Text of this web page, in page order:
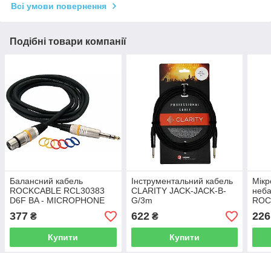
Всі умови повернення
Подібні товари компанії
Балансний кабель
ROCKCABLE RCL30383
D6F BA - MICROPHONE
CABLE - XLR (F) / TRS
JACK (3M)
377 ₴
Купити
Інструментальний кабель
CLARITY JACK-JACK-B-
G/3m
622₴
Купити
D6
226